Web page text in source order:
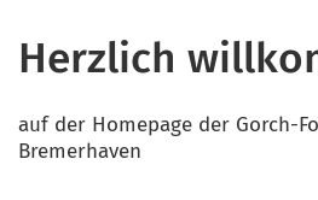
Herzlich
auf der Homepage der Gorch-
Bremerhaven